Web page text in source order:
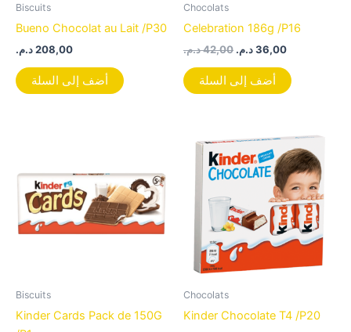
Biscuits
Bueno Chocolat au Lait /P30
208,00د.م.
أضف إلى السلة
Chocolats
Celebration 186g /P16
42,00د.م. 36,00د.م.
أضف إلى السلة
Biscuits
Kinder Cards Pack de 150G
Chocolats
Kinder Chocolate T4 /P20